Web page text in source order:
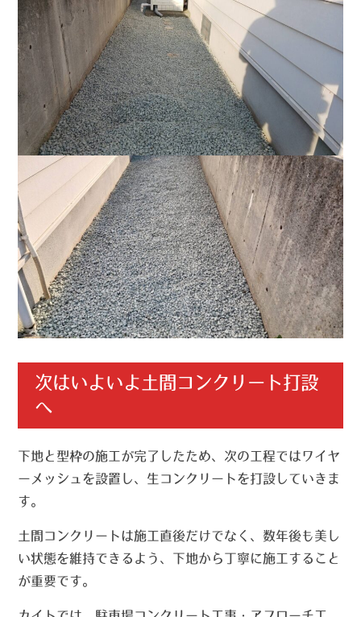
次はいよいよ土間コンクリート打設
へ
下地と型枠の施工が完了したため、次の工程ではワイヤ
ーメッシュを設置し、生コンクリートを打設していきま
す。
土間コンクリートは施工直後だけでなく、数年後も美し
い状態を維持できるよう、下地から丁寧に施工すること
が重要です。